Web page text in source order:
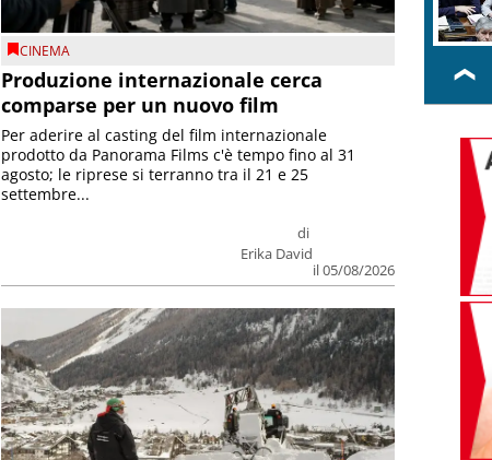
CINEMA
Produzione internazionale cerca
comparse per un nuovo film
di
Erika David
il 05/08/2026
Per aderire al casting del film internazionale
prodotto da Panorama Films c'è tempo fino al 31
agosto; le riprese si terranno tra il 21 e 25
settembre...
❮